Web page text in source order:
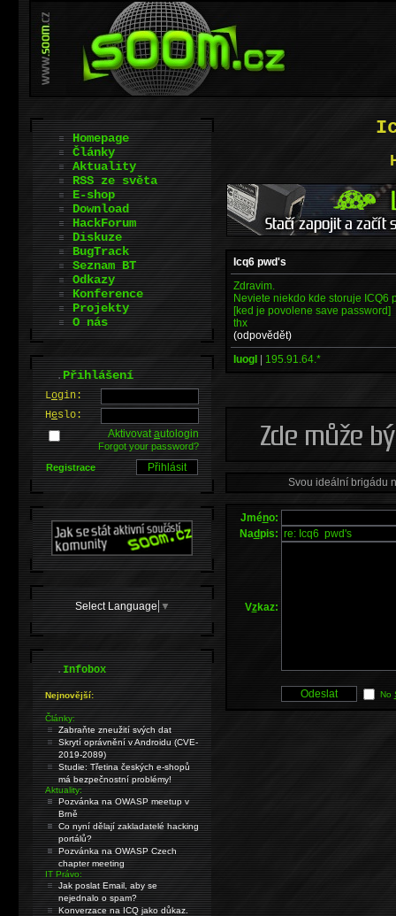
Icq6 pwd's
Zdravim.
Neviete niekdo kde storuje ICQ6
[ked je povolene save password]
thx
(odpovědět)
IuogI | 195.91.64.*
Svou ideální brigádu
Jméno:
Nadpis:
Vzkaz:
No
Homepage
Články
Aktuality
RSS ze světa
E-shop
Download
HackForum
Diskuze
BugTrack
Seznam BT
Odkazy
Konference
Projekty
O nás
.Přihlášení
Login:
Heslo:
Aktivovatautologin
Forgot your password?
Registrace
Select Language ▼
.Infobox
Nejnovější:
Články:
Zabraňte zneužití svých dat
Skrytí oprávnění v Androidu (CVE-
2019-2089)
Studie: Třetina českých e-shopů
má bezpečnostní problémy!
Aktuality:
Pozvánka na OWASP meetup v
Brně
Co nyní dělají zakladatelé hacking
portálů?
Pozvánka na OWASP Czech
chapter meeting
IT Právo:
Jak poslat Email, aby se
nejednalo o spam?
Konverzace na ICQ jako důkaz.